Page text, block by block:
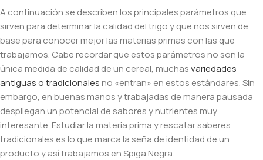
A continuación se describen los principales parámetros que
sirven para determinar la calidad del trigo y que nos sirven de
base para conocer mejor las materias primas con las que
trabajamos. Cabe recordar que estos parámetros no son la
única medida de calidad de un cereal, muchasvariedades
antiguas o tradicionalesno «entran» en estos estándares. Sin
embargo, en buenas manos y trabajadas de manera pausada
despliegan un potencial de sabores y nutrientes muy
interesante. Estudiar la materia prima y rescatar saberes
tradicionales es lo que marca la seña de identidad de un
producto y así trabajamos en Spiga Negra.